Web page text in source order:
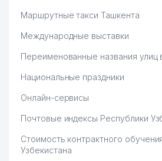
52
ГЕНЕРАЛЬНОЙ
53 LUX OPTIC ЧП
54 M AND F HOLDING ООО
55 PROF HORECA ООО
56 ROBOTRON-EVA ООО
Маршрутные такси Ташкента
Международные выставки
Переименованные названия улиц
Национальные праздники
Онлайн-сервисы
Почтовые индексы Республики
Стоимость контрактного
Узбекистана